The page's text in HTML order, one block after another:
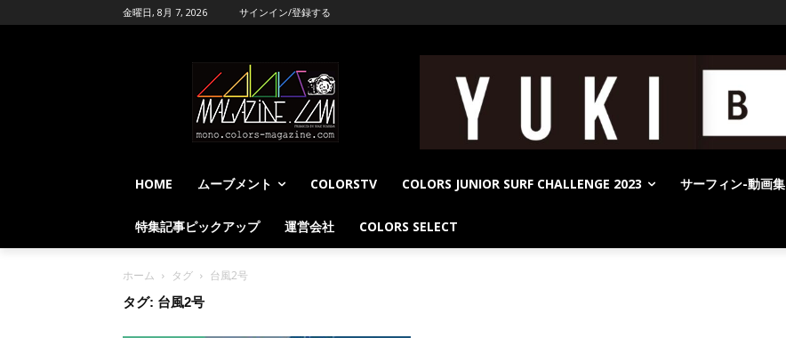
金曜日, 8月 7, 2026 サインイン/登録する
HOME ムーブメント COLORSTV COLORS JUNIOR SURF CHALLENGE 2023 サーフィン-動画集
特集記事ピックアップ 運営会社 COLORS SELECT
ホーム タグ
台風2号
タグ: 台風2号